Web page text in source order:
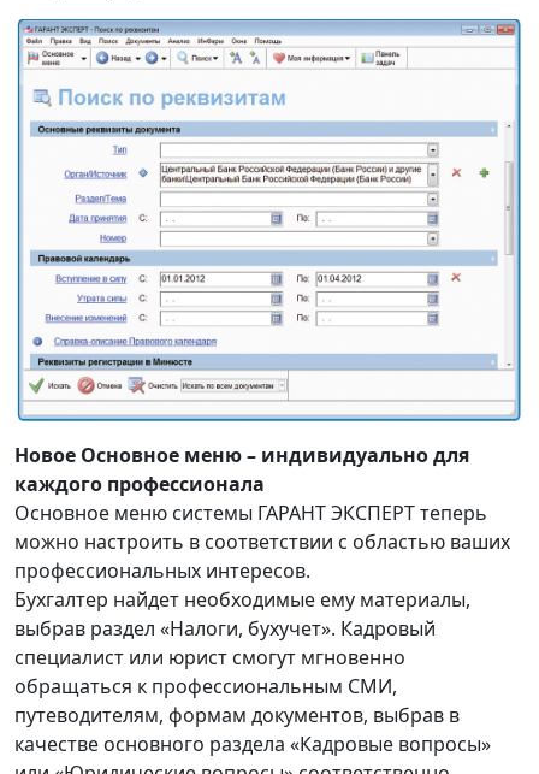
Новое Основное меню – индивидуально для
каждого профессионала
Основное меню системы ГАРАНТ ЭКСПЕРТ теперь
можно настроить в соответствии с областью ваших
профессиональных интересов.
Бухгалтер найдет необходимые ему материалы,
выбрав раздел «Налоги, бухучет». Кадровый
специалист или юрист смогут мгновенно
обращаться к профессиональным СМИ,
путеводителям, формам документов, выбрав в
качестве основного раздела «Кадровые вопросы»